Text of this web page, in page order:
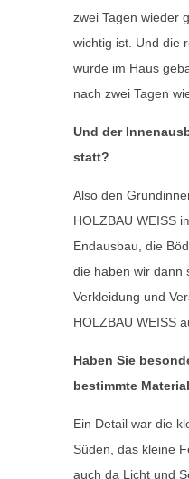
zwei Tagen wieder
wichtig ist. Und die
wurde im Haus
nach zwei Tagen
Und der
statt?
Also den
HOLZBAU WEISS
Endausbau, die
die haben wir dann
Verkleidung und
HOLZBAU WEISS
Haben Sie
bestimmte
Ein Detail war die
Süden, das kleine
auch da Licht und